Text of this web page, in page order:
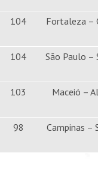
104 Fortaleza –
104 São Paulo –
103 Maceió –
98 Campinas –